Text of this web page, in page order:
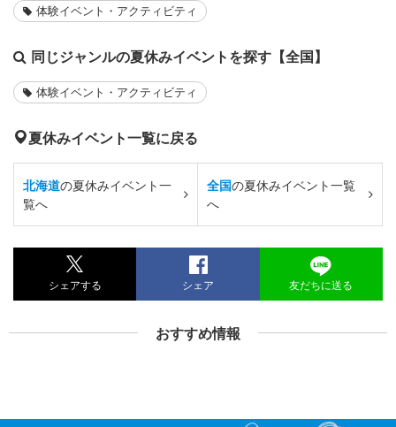
体験イベント・アクティビティ
同じジャンルの夏休みイベントを探す【全国】
体験イベント・アクティビティ
夏休みイベント一覧に戻る
北海道の夏休みイベント一
覧へ
全国の夏休みイベント一覧
へ
シェアする シェア 友だちに送る
おすすめ情報